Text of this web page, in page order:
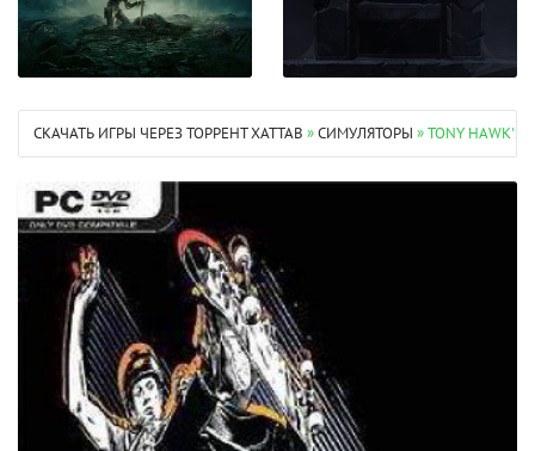
СКАЧАТЬ ИГРЫ ЧЕРЕЗ ТОРРЕНТ XATTAB »СИМУЛЯТОРЫ » TONY HAWK'S